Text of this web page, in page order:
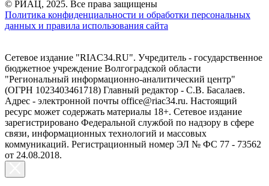
© РИАЦ, 2025. Все права защищены
Политика конфиденциальности и обработки персональных
данных и правила использования сайта
Сетевое издание "RIAC34.RU". Учредитель - государственное
бюджетное учреждение Волгоградской области
"Региональный информационно-аналитический центр"
(ОГРН 1023403461718) Главный редактор - С.В. Басалаев.
Адрес - электронной почты office@riac34.ru. Настоящий
ресурс может содержать материалы 18+. Сетевое издание
зарегистрировано Федеральной службой по надзору в сфере
связи, информационных технологий и массовых
коммуникаций. Регистрационный номер ЭЛ № ФС 77 - 73562
от 24.08.2018.